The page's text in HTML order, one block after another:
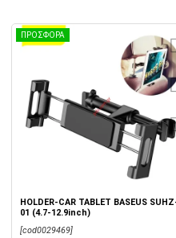
ΠΡΟΣΦΟΡΑ
HOLDER-CAR TABLET BASEUS
01 (4.7-12.9inch)
[cod0029469]